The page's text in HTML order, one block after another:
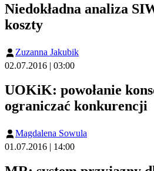
Niedokładna analiza
koszty
Zuzanna Jakubik
02.07.2016 | 03:00
UOKiK: powołanie
ograniczać konkurencji
Magdalena Sowula
01.07.2016 | 14:00